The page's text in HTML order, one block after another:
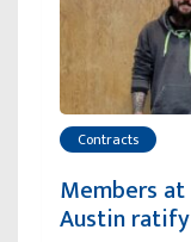
Contracts
Members
Austin